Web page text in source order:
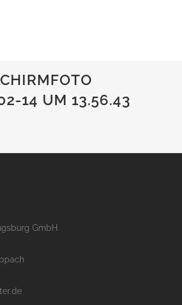
14 UM 13.56.43
GmbH